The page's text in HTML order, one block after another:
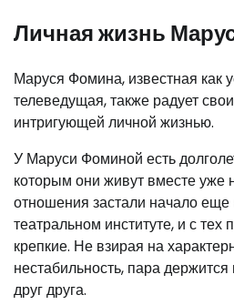
Личная жизнь
Маруся Фомина, известная как
телеведущая, также радует
интригующей личной жизнью.
У Маруси Фоминой есть
которым они живут вместе уже
отношения застали начало
театральном институте, и с
крепкие. Не взирая на
нестабильность, пара
друг друга.